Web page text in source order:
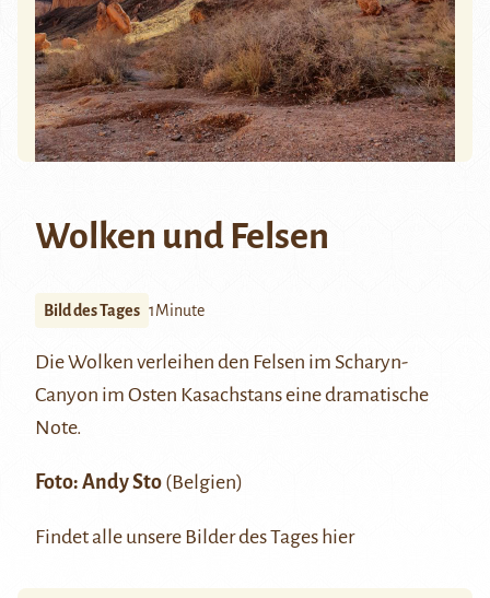
Wolken und Felsen
Bild des Tages 1Minute
Die Wolken verleihen den Felsen im Scharyn-
Canyon im Osten Kasachstans eine dramatische
Note.
Foto: Andy Sto (Belgien)
Findet alle unsere Bilder des Tages hier